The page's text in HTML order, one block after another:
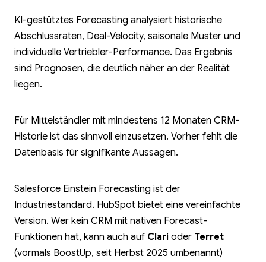
KI-gestütztes Forecasting analysiert historische
Abschlussraten, Deal-Velocity, saisonale Muster und
individuelle Vertriebler-Performance. Das Ergebnis
sind Prognosen, die deutlich näher an der Realität
liegen.
Für Mittelständler mit mindestens 12 Monaten CRM-
Historie ist das sinnvoll einzusetzen. Vorher fehlt die
Datenbasis für signifikante Aussagen.
Salesforce Einstein Forecasting ist der
Industriestandard. HubSpot bietet eine vereinfachte
Version. Wer kein CRM mit nativen Forecast-
Funktionen hat, kann auch auf Clari oder Terret
(vormals BoostUp, seit Herbst 2025 umbenannt)